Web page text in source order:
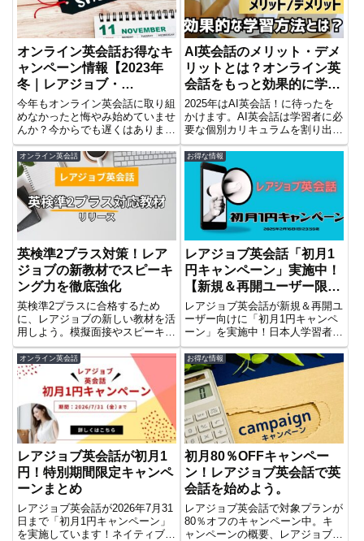
オンライン英会話お得なキ
ャンペーン情報【2023年
冬｜レアジョブ・
hanaso】
今年もオンライン英会話に取り組
めなかったと悔やみ始めていませ
んか？今からでも遅くはありませ
ん。この記事では今からでもジャ
ンプスタートしたい社会人におす
すめのオンライン英会話のキャン
ペーン情報を紹介しています。お
得に始めてみませんか？
AI英会話のメリット・デメ
リットとは？オンライン英
会話をもっと効果的に学ぼ
う！
2025年はAI英会話！に待ったを
かけます。AI英会話は学習者に必
要な個別カリキュラムを割り出し
てくれたり24時間いつでもどこ
でもどんな格好ででもできる便利
なツールですがデメリットも！本
記事ではAI英会話のメリット・デ
メリット、オンライン英会話と併
用する方がいい理由をまとめてい
ます。
オンライン英会話
英検準2プラス対策！レア
ジョブの新教材でスピーキ
ング力を徹底強化
英検準2プラスに合格するため
に、レアジョブの新しい教材を活
用しよう。模擬面接やスピーキン
グ専門講師の指導で、二次試験対
策を徹底的にサポート。効率的な
学習で合格を目指そう！
お得な情報
レアジョブ英会話「初月1
円キャンペーン」実施中！
【新規＆再開ユーザー限
定】
レアジョブ英会話が新規＆再開ユ
ーザー向けに「初月1円キャンペ
ーン」を実施中！日本人学習者向
け独自教材と柔軟なレッスンプラ
ンで、英会話を気軽にスタート。
お得なキャンペーンの詳細はこち
ら！
オンライン英会話
レアジョブ英会話が初月1
円！特別期間限定キャンペ
ーンまとめ
レアジョブ英会話が2026年7月31
日まで「初月1円キャンペーン」
を実施しています！ネイティブパ
お得な情報
初月80％OFFキャンペー
ン！レアジョブ英会話で英
会話を始めよう。
レアジョブ英会話で対象プランが
80％オフのキャンペーン中。キ
ャンペーンの概要、レアジョブの